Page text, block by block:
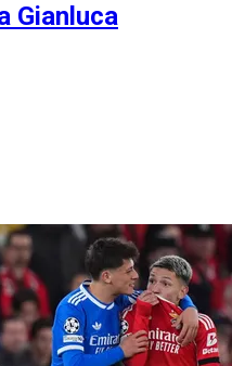
Gianluca